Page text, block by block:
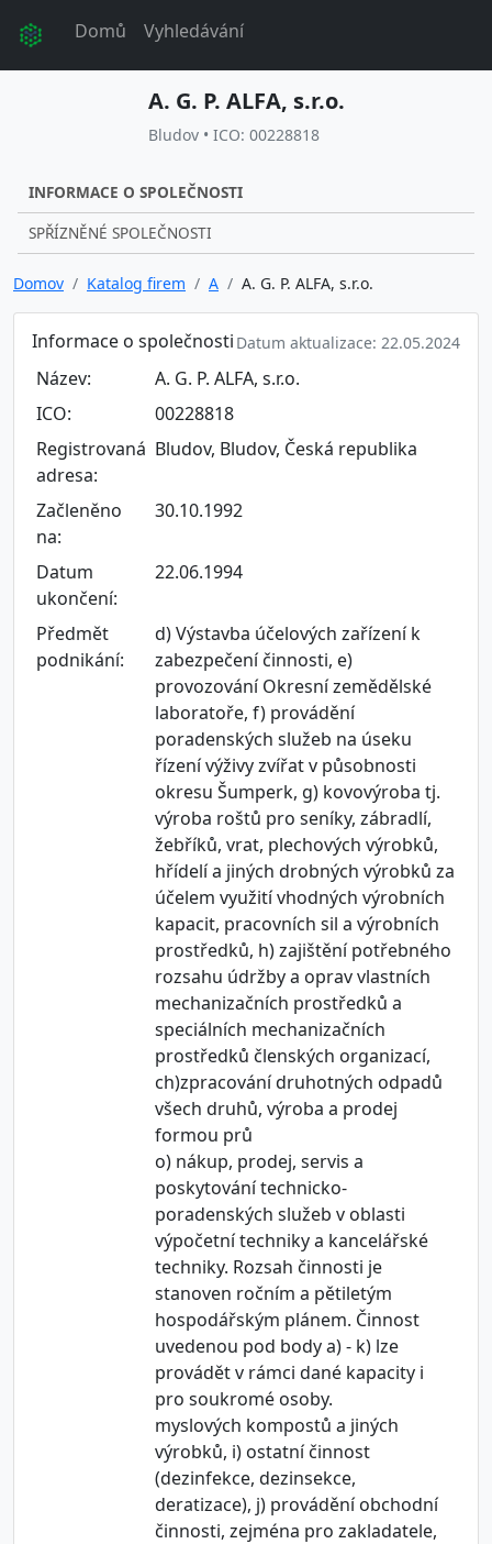
Domů Vyhledávání
A. G. P. ALFA, s.r.o.
Bludov • ICO: 00228818
INFORMACE O SPOLEČNOSTI
SPŘÍZNĚNÉ SPOLEČNOSTI
Domov Katalog firem A A. G. P. ALFA, s.r.o.
Informace o společnosti Datum aktualizace: 22.05.2024
Název:
A. G. P. ALFA, s.r.o.
ICO:
00228818
Registrovaná
adresa:
Bludov, Bludov, Česká republika
Začleněno
na:
30.10.1992
Datum
ukončení:
22.06.1994
Předmět
podnikání:
d) Výstavba účelových zařízení k
zabezpečení činnosti, e)
provozování Okresní zemědělské
laboratoře, f) provádění
poradenských služeb na úseku
řízení výživy zvířat v působnosti
okresu Šumperk, g) kovovýroba tj.
výroba roštů pro seníky, zábradlí,
žebříků, vrat, plechových výrobků,
hřídelí a jiných drobných výrobků za
účelem využití vhodných výrobních
kapacit, pracovních sil a výrobních
prostředků, h) zajištění potřebného
rozsahu údržby a oprav vlastních
mechanizačních prostředků a
speciálních mechanizačních
prostředků členských organizací,
ch)zpracování druhotných odpadů
všech druhů, výroba a prodej
formou prů
o) nákup, prodej, servis a
poskytování technicko-
poradenských služeb v oblasti
výpočetní techniky a kancelářské
techniky. Rozsah činnosti je
stanoven ročním a pětiletým
hospodářským plánem. Činnost
uvedenou pod body a) - k) lze
provádět v rámci dané kapacity i
pro soukromé osoby.
myslových kompostů a jiných
výrobků, i) ostatní činnost
(dezinfekce, dezinsekce,
deratizace), j) provádění obchodní
činnosti, zejména pro zakladatele,